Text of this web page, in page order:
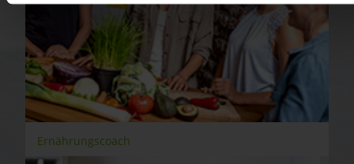
Ernährungscoach